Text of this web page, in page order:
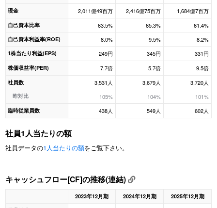
現金 2,011億49百万 2,416億75百万 1,684億7百万
自己資本比率 63.5% 65.3% 61.4%
自己資本利益率(ROE) 8.0% 9.5% 8.2%
1株当たり利益(EPS) 249円 345円 331円
株価収益率(PER) 7.7倍 5.7倍 9.5倍
社員数
昨対比
3,531人
105%
3,679人
104%
3,720人
101%
臨時従業員数 438人 549人 602人
社員1人当たりの額
社員データの1人当たりの額をご覧下さい。
キャッシュフロー[CF]の推移(連結)
2023年12月期 2024年12月期
2025年12月期